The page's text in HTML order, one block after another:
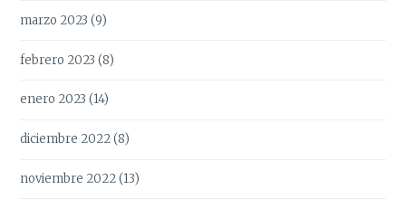
marzo 2023 (9)
febrero 2023 (8)
enero 2023 (14)
diciembre 2022(8)
noviembre 2022(13)